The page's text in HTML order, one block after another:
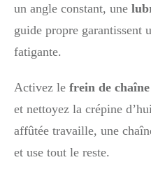
un angle constant, une
guide propre garantissent
fatigante.
Activez le frein de chaîne
et nettoyez la crépine
affûtée travaille, une
et use tout le reste.